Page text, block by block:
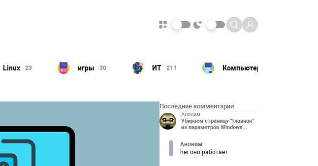
Linux 23 игры 30 ИТ 211 Компьютер
Последние комментарии
Аноним
Убираем страницу "Главная"
из параметров Windows...
Аноним
her оно работает